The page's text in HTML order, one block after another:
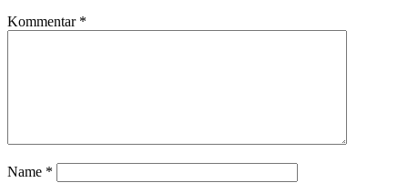
Kommentar *
Name *